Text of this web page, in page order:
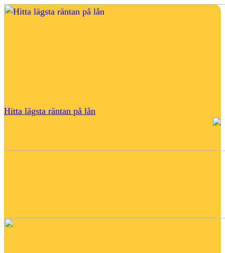
Hitta lägsta räntan på lån